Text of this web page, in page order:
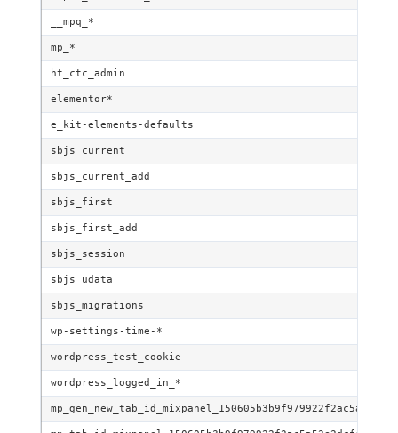
__mpq_*
mp_*
ht_ctc_admin
elementor*
e_kit-elements-defaults
sbjs_current
sbjs_current_add
sbjs_first
sbjs_first_add
sbjs_session
sbjs_udata
sbjs_migrations
wp-settings-time-*
wordpress_test_cookie
wordpress_logged_in_*